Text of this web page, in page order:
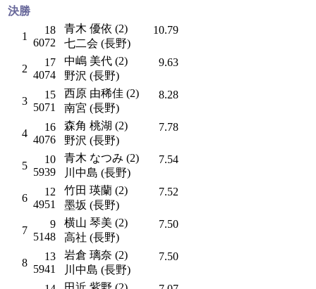
決勝
1
18
6072
青木 優依 (2)
七二会 (長野)
10.79
2
17
4074
中嶋 美代 (2)
野沢 (長野)
9.63
3
15
5071
西原 由稀佳 (2)
南宮 (長野)
8.28
4
16
4076
森角 桃湖 (2)
野沢 (長野)
7.78
5
10
5939
青木 なつみ (2)
川中島 (長野)
7.54
6
12
4951
竹田 瑛蘭 (2)
墨坂 (長野)
7.52
7
9
5148
横山 琴美 (2)
高社 (長野)
7.50
8
13
5941
岩倉 璃奈 (2)
川中島 (長野)
7.50